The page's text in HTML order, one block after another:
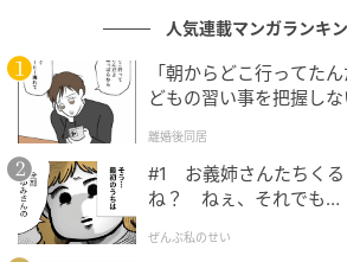
人気連載マンガランキ
「朝からどこ行ってた
どもの習い事を把握し
離婚後同居
#1 お義姉さんたちくる
ね？ ねぇ、それでも…
ぜんぶ私のせい